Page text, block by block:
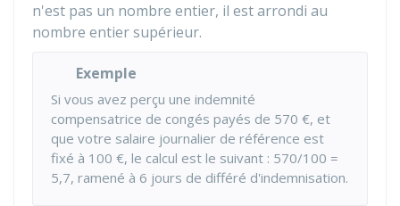
n'est pas un nombre entier, il est arrondi au
nombre entier supérieur.
Exemple
Si vous avez perçu une indemnité
compensatrice de congés payés de 570 €, et
que votre salaire journalier de référence est
fixé à 100 €, le calcul est le suivant : 570/100 =
5,7, ramené à 6 jours de différé d'indemnisation.